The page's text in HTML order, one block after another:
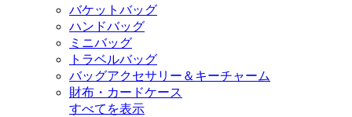
バケットバッグ
ハンドバッグ
ミニバッグ
トラベルバッグ
バッグアクセサリー＆キーチャーム
財布・カードケース
すべてを表示